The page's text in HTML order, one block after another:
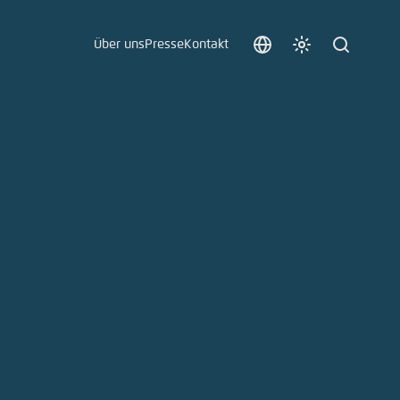
SpracheFarbschema
Suche
Über uns PresseKontakt